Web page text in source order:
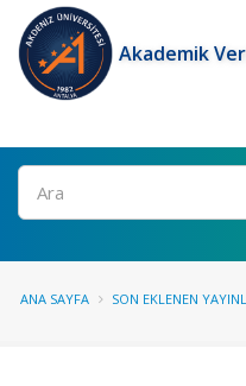
Akademik
Ara
ANA SAYFA SON EKLENEN